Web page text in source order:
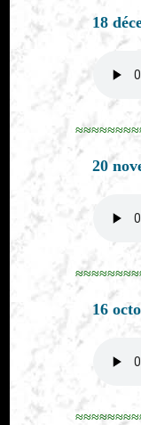
18
20
16